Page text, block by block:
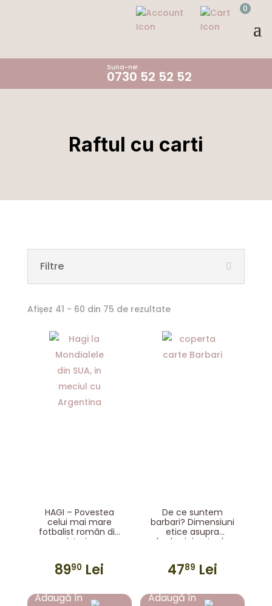
0
Suna-ne!
0730 52 52 52
Raftul cu carti
Filtre
Afișez 41 - 60 din 75 de rezultateSortat
cele
mai
HAGI – Povestea
celui mai mare
fotbalist român din
istorie
8990 Lei
Adaugă în
De ce suntem
barbari? Dimensiuni
etice asupra
barbariei actuale
4789 Lei
Adaugă în